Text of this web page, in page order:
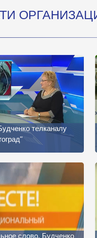
телканалу
слово. Будченко